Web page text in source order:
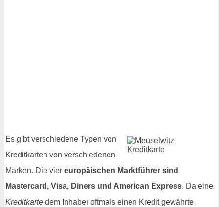
Es gibt verschiedene Typen von
Kreditkarten von verschiedenen
Marken. Die vier europäischen Marktführer sind
Mastercard, Visa, Diners und American Express. Da eine
Kreditkarte dem Inhaber oftmals einen Kredit gewährte